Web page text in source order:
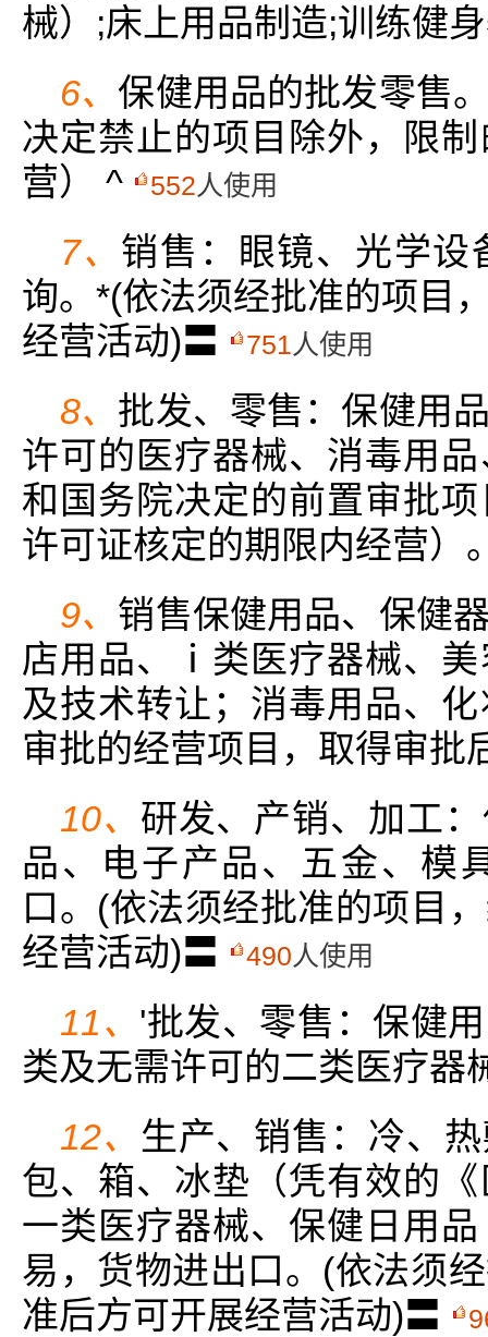
械）;床上用品制造;训练健
6、 保健用品的批发零售
决定禁止的项目除外，限
营） ^
552人使用
7、 销售：眼镜、光学设
询。*(依法须经批准的项目
经营活动)〓
751人使用
8、 批发、零售：保健用
许可的医疗器械、消毒用
和国务院决定的前置审批
许可证核定的期限内经营）
9、 销售保健用品、保健
店用品、ⅰ类医疗器械、
及技术转让；消毒用品、
审批的经营项目，取得审批
10、 研发、产销、加工
品、电子产品、五金、模
口。(依法须经批准的项目
经营活动)〓
490人使用
11、 '批发、零售：保健
类及无需许可的二类医疗器
12、 生产、销售：冷、
包、箱、冰垫（凭有效的
一类医疗器械、保健日用
易，货物进出口。(依法须
准后方可开展经营活动)〓